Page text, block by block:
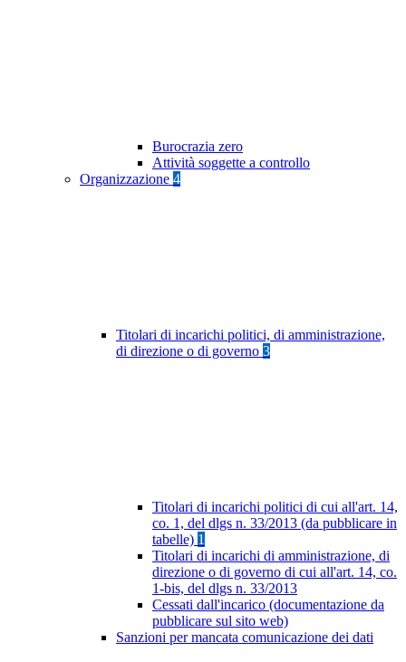
Burocrazia zero
Attività soggette a controllo
Organizzazione 4
Titolari di incarichi politici, di amministrazione,
di direzione o di governo 3
Titolari di incarichi politici di cui all'art. 14,
co. 1, del dlgs n. 33/2013 (da pubblicare in
tabelle) 1
Titolari di incarichi di amministrazione, di
direzione o di governo di cui all'art. 14, co.
1-bis, del dlgs n. 33/2013
Cessati dall'incarico (documentazione da
pubblicare sul sito web)
Sanzioni per mancata comunicazione dei dati